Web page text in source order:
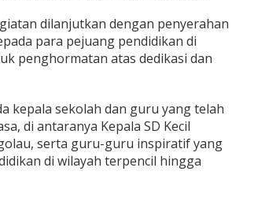
dilanjutkan dengan penyerahan
para pejuang pendidikan di
penghormatan atas dedikasi dan
kepala sekolah dan guru yang telah
di antaranya Kepala SD Kecil
serta guru-guru inspiratif yang
di wilayah terpencil hingga